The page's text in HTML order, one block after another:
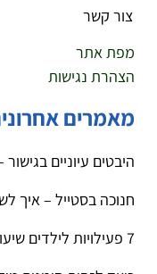
צור קשר
מפת אתר
הצהרת נגישות
מאמרים
היבטים עיוניים
חנוכה בסטייל – איך
7 פעילויות לילדים שיעודדו חשיבה יצירתית מחוץ לקופסא